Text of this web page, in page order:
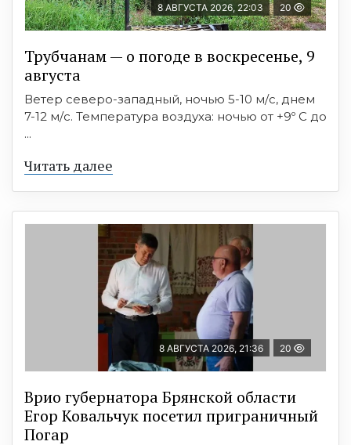
8 АВГУСТА 2026, 22:03 20
Трубчанам — о погоде в воскресенье, 9
августа
Ветер северо-западный, ночью 5-10 м/с, днем
7-12 м/с. Температура воздуха: ночью от +9º C до
...
Читать далее
8 АВГУСТА 2026, 21:36 20
Врио губернатора Брянской области
Егор Ковальчук посетил приграничный
Погар